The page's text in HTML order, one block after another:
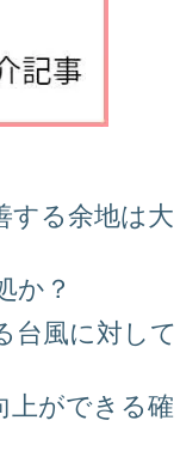
する余地は大
か？
台風に対して
上ができる確